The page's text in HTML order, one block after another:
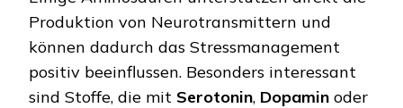
Produktion von Neurotransmittern und
können dadurch das Stressmanagement
positiv beeinflussen. Besonders interessant
sind Stoffe, die mit Serotonin, Dopamin oder